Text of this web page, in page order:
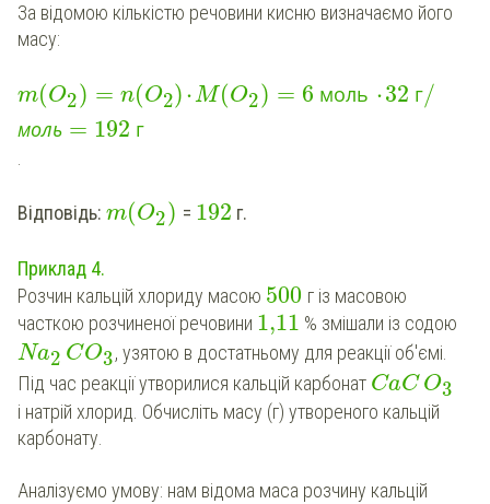
За відомою кількістю речовини кисню визначаємо його
масу:
m(O2) = n(O2)⋅M(O2) = 6 моль ⋅32 г/
моль = 192 г
Відповідь: m(O2) = 192 г.
Приклад 4.
Розчин кальцій хлориду масою 500 г із масовою
часткою розчиненої речовини 1,11 % змішали із содою
Na2 CO3, узятою в достатньому для реакції об'ємі.
Під час реакції утворилися кальцій карбонат CaC O3
і натрій хлорид. Обчисліть масу (г) утвореного кальцій
карбонату.
Аналізуємо умову: нам відома маса розчину кальцій